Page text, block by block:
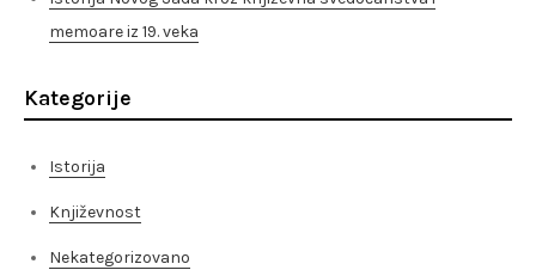
memoare iz 19. veka
Kategorije
Istorija
Književnost
Nekategorizovano